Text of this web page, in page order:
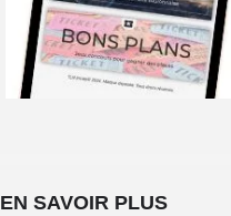
EN SAVOIR PLUS